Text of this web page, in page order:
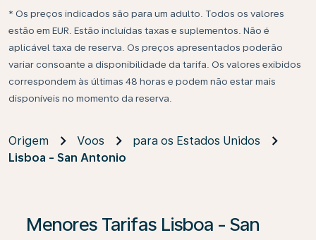
* Os preços indicados são para um adulto. Todos os valores
estão em EUR. Estão incluídas taxas e suplementos. Não é
aplicável taxa de reserva. Os preços apresentados poderão
variar consoante a disponibilidade da tarifa. Os valores exibidos
correspondem às últimas 48 horas e podem não estar mais
disponíveis no momento da reserva.
Origem Voos
para os Estados Unidos
Lisboa - San Antonio
Menores Tarifas Lisboa - San
Se não forem encontrados resultados, clique em